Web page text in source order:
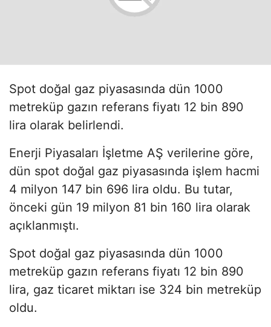
Spot doğal gaz piyasasında dün 1000
metreküp gazın referans fiyatı 12 bin 890
lira olarak belirlendi.
Enerji Piyasaları İşletme AŞ verilerine göre,
dün spot doğal gaz piyasasında işlem hacmi
4 milyon 147 bin 696 lira oldu. Bu tutar,
önceki gün 19 milyon 81 bin 160 lira olarak
açıklanmıştı.
Spot doğal gaz piyasasında dün 1000
metreküp gazın referans fiyatı 12 bin 890
lira, gaz ticaret miktarı ise 324 bin metreküp
oldu.